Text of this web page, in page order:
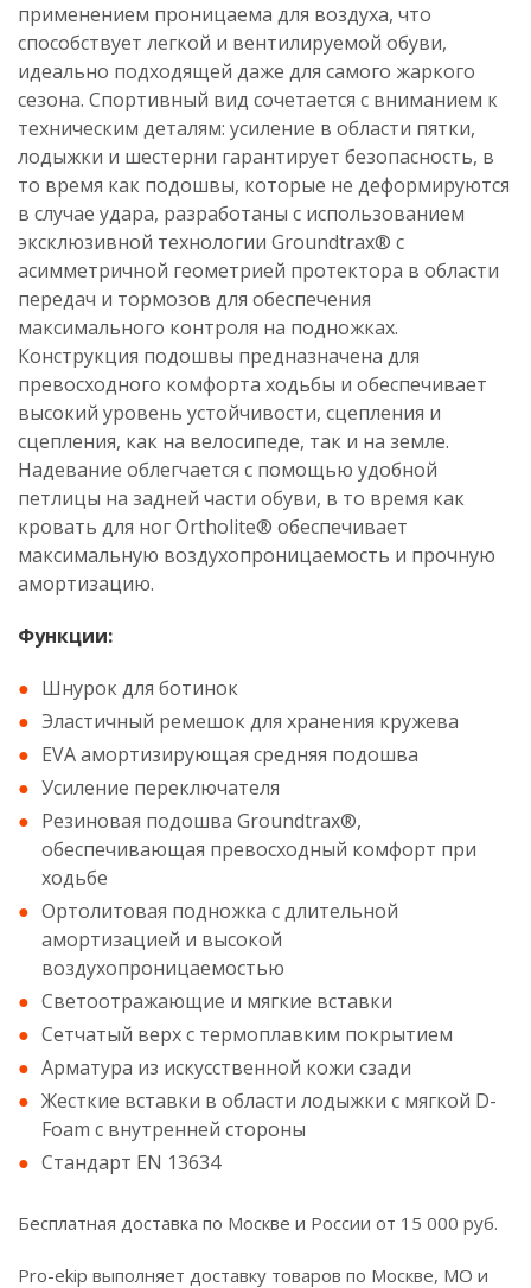
применением проницаема для воздуха, что
способствует легкой и вентилируемой обуви,
идеально подходящей даже для самого жаркого
сезона. Спортивный вид сочетается с вниманием к
техническим деталям: усиление в области пятки,
лодыжки и шестерни гарантирует безопасность, в
то время как подошвы, которые не деформируются
в случае удара, разработаны с использованием
эксклюзивной технологии Groundtrax® с
асимметричной геометрией протектора в области
передач и тормозов для обеспечения
максимального контроля на подножках.
Конструкция подошвы предназначена для
превосходного комфорта ходьбы и обеспечивает
высокий уровень устойчивости, сцепления и
сцепления, как на велосипеде, так и на земле.
Надевание облегчается с помощью удобной
петлицы на задней части обуви, в то время как
кровать для ног Ortholite® обеспечивает
максимальную воздухопроницаемость и прочную
амортизацию.
Функции:
Шнурок для ботинок
Эластичный ремешок для хранения кружева
EVA амортизирующая средняя подошва
Усиление переключателя
Резиновая подошва Groundtrax®,
обеспечивающая превосходный комфорт при
ходьбе
Ортолитовая подножка с длительной
амортизацией и высокой
воздухопроницаемостью
Светоотражающие и мягкие вставки
Сетчатый верх с термоплавким покрытием
Арматура из искусственной кожи сзади
Жесткие вставки в области лодыжки с мягкой D-
Foam с внутренней стороны
Стандарт EN 13634
Бесплатная доставка по Москве и России от 15 000 руб.
Pro-ekip выполняет доставку товаров по Москве, МО и